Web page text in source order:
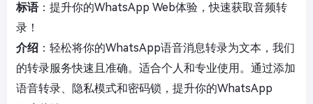
标语：提升你的WhatsApp Web体验，快速获取音频转
录！
介绍 ：轻松将你的WhatsApp语音消息转录为文本，我们
的转录服务快速且准确。适合个人和专业使用。通过添加
语音转录、隐私模式和密码锁，提升你的WhatsApp